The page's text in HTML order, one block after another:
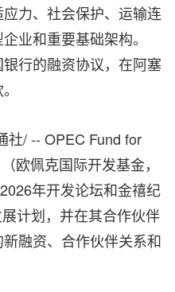
力、社会保护、运输连
业和重要基础架构。
行的融资协议，在阿塞
社/ -- OPEC Fund for
欧佩克国际开发基金，
年开发论坛和金禧纪
计划，并在其合作伙伴
融资、合作伙伴关系和